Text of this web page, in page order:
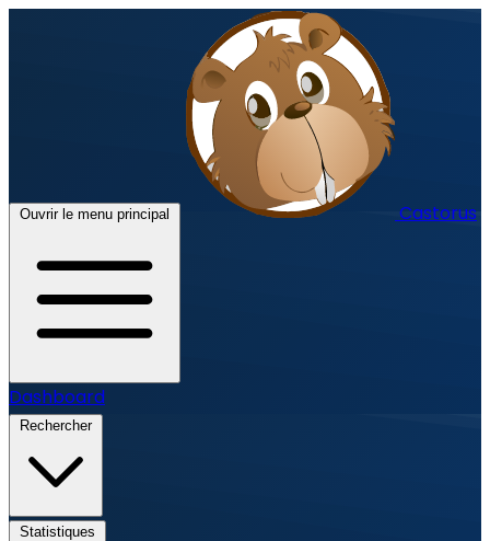
Ouvrir le menu principal Castorus
Dashboard
Rechercher
Statistiques